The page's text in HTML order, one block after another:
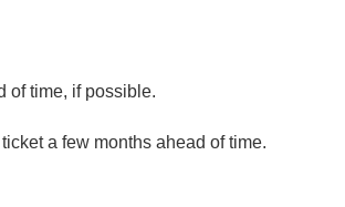
of time, if possible.
a few months ahead of time.